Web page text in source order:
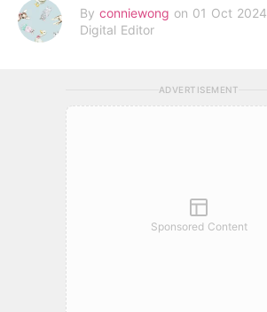
By conniewong on 01 Oct 2024
Digital Editor
ADVERTISEMENT
Sponsored Content